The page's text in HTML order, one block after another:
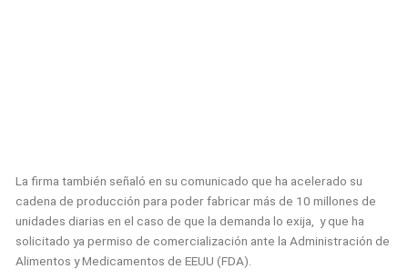
La firma también señaló en su comunicado que ha acelerado su
cadena de producción para poder fabricar más de 10 millones de
unidades diarias en el caso de que la demanda lo exija, y que ha
solicitado ya permiso de comercialización ante la Administración de
Alimentos y Medicamentos de EEUU (FDA).